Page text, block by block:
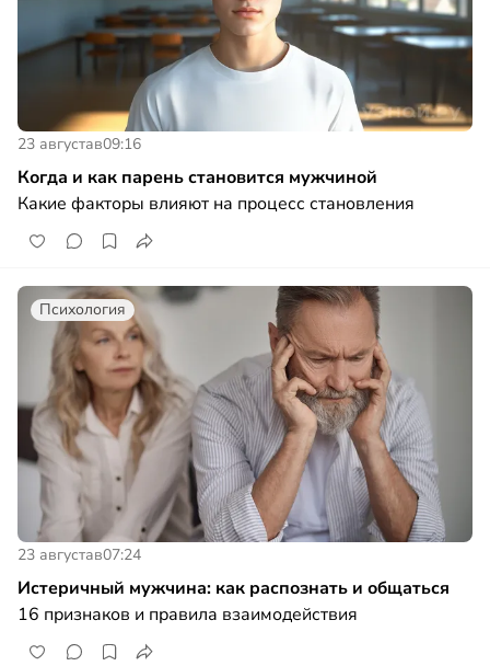
23 августав09:16
Когда и как парень становится мужчиной
Какие факторы влияют на процесс становления
Психология
23 августав07:24
Истеричный мужчина: как распознать и общаться
16 признаков и правила взаимодействия